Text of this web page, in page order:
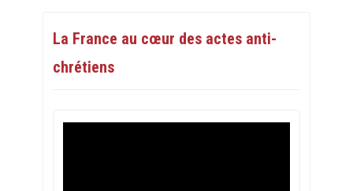
La France au cœur des actes anti-
chrétiens